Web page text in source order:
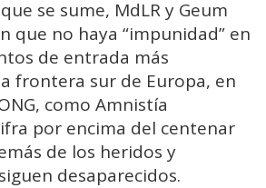
se sume, MdLR y Geum
que no haya “impunidad” en
de entrada más
frontera sur de Europa, en
como Amnistía
por encima del centenar
de los heridos y
desaparecidos.